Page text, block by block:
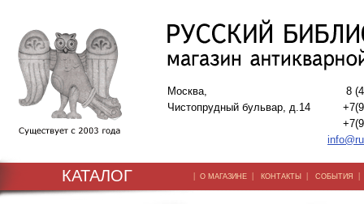
Москва,
Чистопрудный бульвар, д.14
8
КАТАЛОГ | О МАГАЗИНЕ | КОНТАКТЫ | СОБЫТИЯ